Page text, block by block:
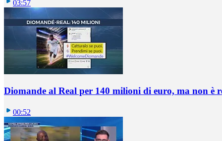
03:57
Diomande al Real per 140 milioni di euro, ma non è
00:52